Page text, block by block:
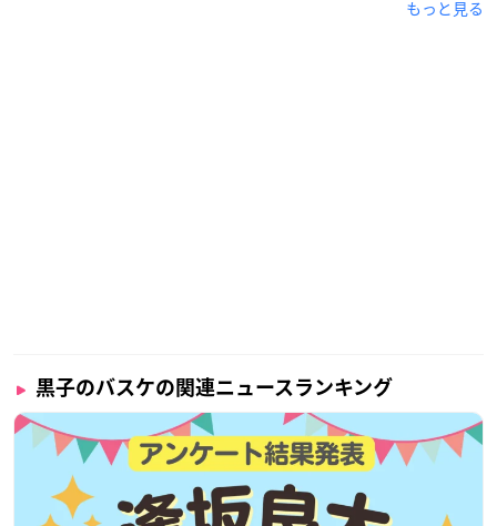
もっと見る
黒子のバスケの関連ニュースランキング